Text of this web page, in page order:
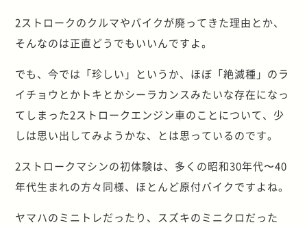
2ストロークのクルマやバイクが廃ってきた理由とか、
そんなのは正直どうでもいいんですよ。
でも、今では「珍しい」というか、ほぼ「絶滅種」のラ
イチョウとかトキとかシーラカンスみたいな存在になっ
てしまった2ストロークエンジン車のことについて、少
しは思い出してみようかな、とは思っているのです。
2ストロークマシンの初体験は、多くの昭和30年代〜40
年代生まれの方々同様、ほとんど原付バイクですよね。
ヤマハのミニトレだったり、スズキのミニクロだった